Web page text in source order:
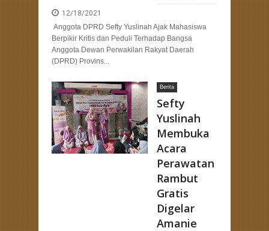
12/18/2021
Anggota DPRD Sefty Yuslinah Ajak Mahasiswa
Berpikir Kritis dan Peduli Terhadap Bangsa
Anggota Dewan Perwakilan Rakyat Daerah
(DPRD) Provins...
Berita
Sefty
Yuslinah
Membuka
Acara
Perawatan
Rambut
Gratis
Digelar
Amanie